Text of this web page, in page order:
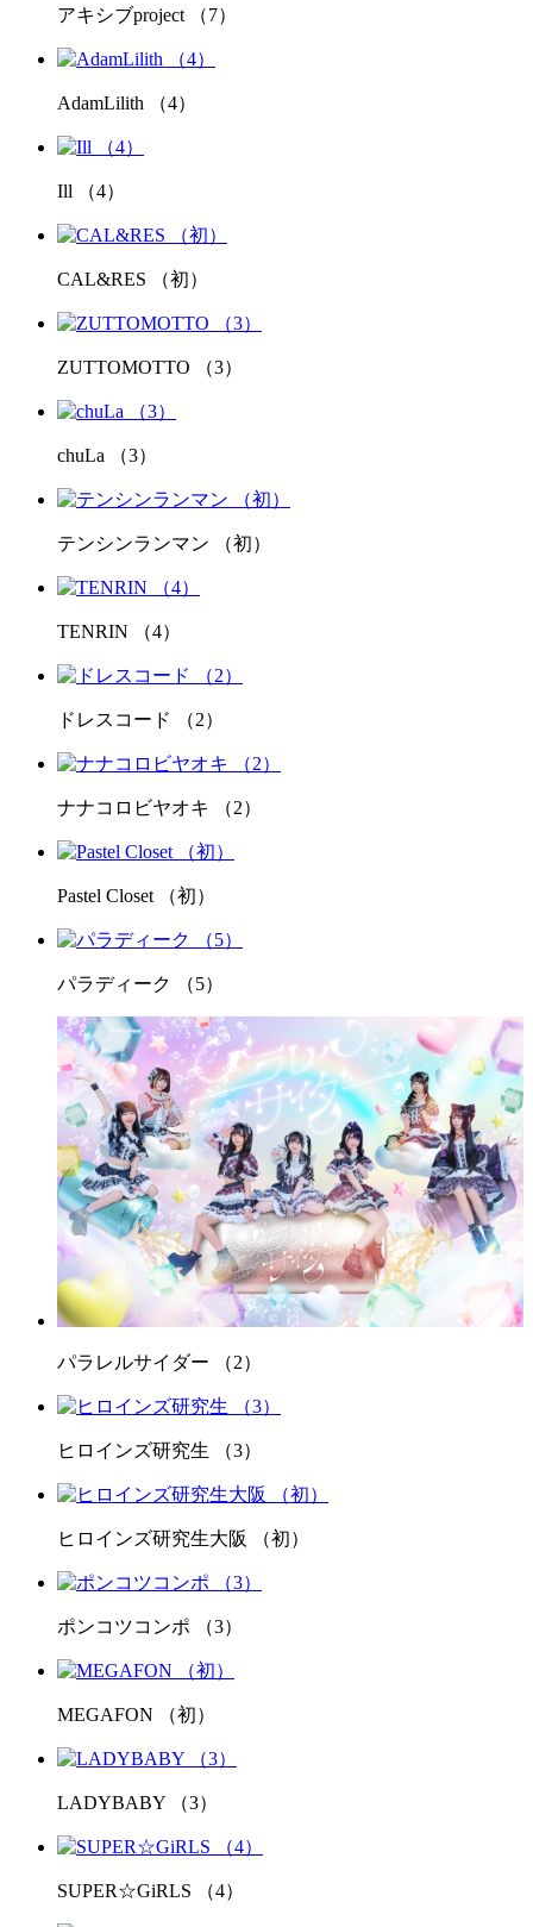
アキシブproject （7）
AdamLilith （4）
Ill （4）
CAL&RES （初）
ZUTTOMOTTO （3）
chuLa （3）
テンシンランマン （初）
TENRIN （4）
ドレスコード （2）
ナナコロビヤオキ （2）
Pastel Closet （初）
パラディーク （5）
パラレルサイダー （2）
ヒロインズ研究生 （3）
ヒロインズ研究生大阪 （初）
ポンコツコンポ （3）
MEGAFON （初）
LADYBABY （3）
SUPER☆GiRLS （4）